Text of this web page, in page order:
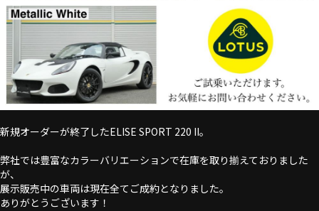
新規オーダーが終了したELISE SPORT 220 II。
弊社では豊富なカラーバリエーションで在庫を取り揃えておりました
が、
展示販売中の車両は現在全てご成約となりました。
ありがとうございます！